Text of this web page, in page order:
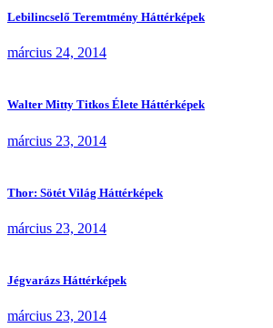
Lebilincselő Teremtmény Háttérképek
március 24, 2014
Walter Mitty Titkos Élete Háttérképek
március 23, 2014
Thor: Sötét Világ Háttérképek
március 23, 2014
Jégvarázs Háttérképek
március 23, 2014